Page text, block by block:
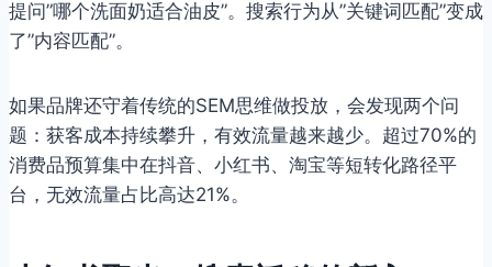
提问”哪个洗面奶适合油皮”。搜索行为从”关键词匹配”变成
了”内容匹配”。
如果品牌还守着传统的SEM思维做投放，会发现两个问
题：获客成本持续攀升，有效流量越来越少。超过70%的
消费品预算集中在抖音、小红书、淘宝等短转化路径平
台，无效流量占比高达21%。